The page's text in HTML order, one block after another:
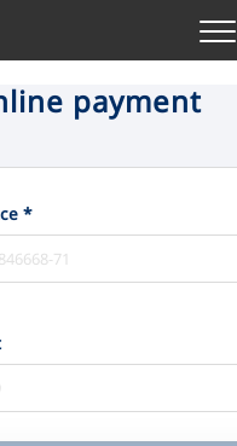
Menu
payment
*